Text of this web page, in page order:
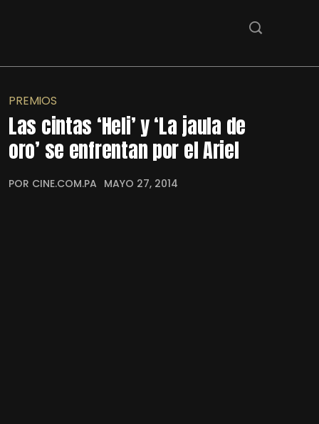
PREMIOS
Las cintas ‘Heli’ y ‘La jaula de
oro’ se enfrentan por el Ariel
POR CINE.COM.PA MAYO 27, 2014